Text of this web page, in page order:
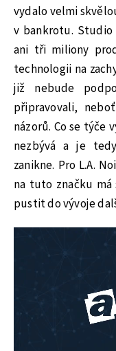
vydalo velmi
v bankrotu.
ani tři miliony
technologii na
již nebude
připravovali,
názorů. Co se týče
nezbývá a je
zanikne. Pro L.A.
na tuto značku
pustit do vývoje